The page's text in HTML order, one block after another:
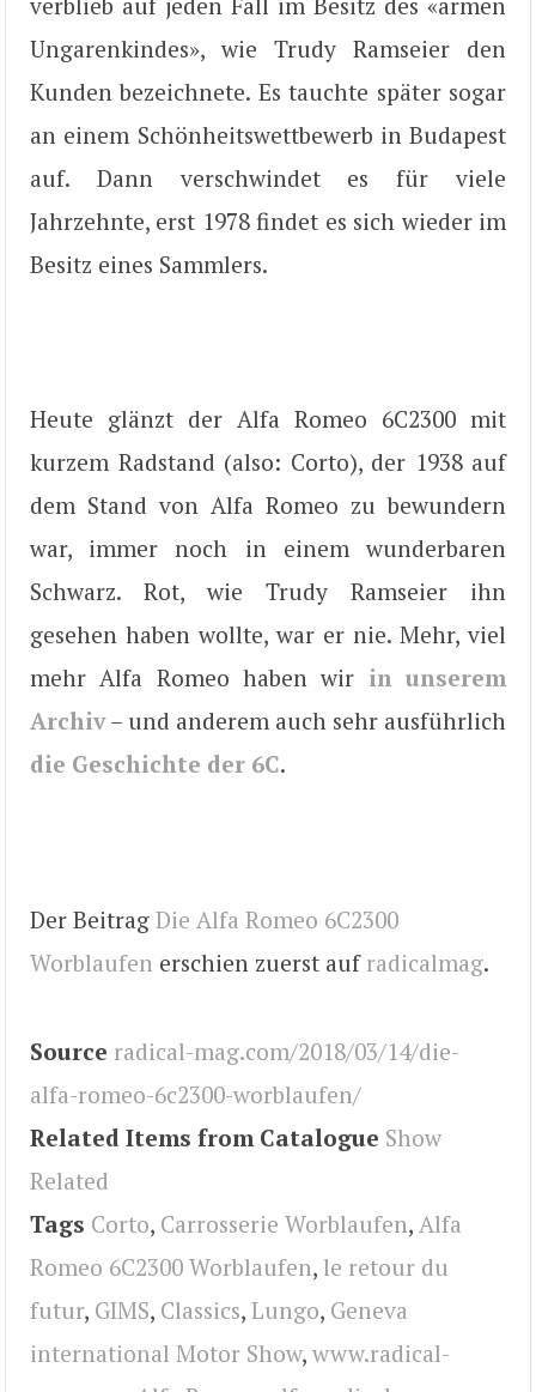
Ungarenkindes», wie Trudy Ramseier den
Kunden bezeichnete. Es tauchte später sogar
an einem Schönheitswettbewerb in Budapest
auf. Dann verschwindet es für viele
Jahrzehnte, erst 1978 findet es sich wieder im
Besitz eines Sammlers.
Heute glänzt der Alfa Romeo 6C2300 mit
kurzem Radstand (also: Corto), der 1938 auf
dem Stand von Alfa Romeo zu bewundern
war, immer noch in einem wunderbaren
Schwarz. Rot, wie Trudy Ramseier ihn
gesehen haben wollte, war er nie. Mehr, viel
mehr Alfa Romeo haben wir in unserem
Archiv– und anderem auch sehr ausführlich
die Geschichte der 6C.
Der Beitrag Die Alfa Romeo 6C2300
Worblaufen erschien zuerst auf radicalmag.
Source radical-mag.com/2018/03/14/die-
alfa-romeo-6c2300-worblaufen/
Related Items from Catalogue Show
Related
Tags Corto, Carrosserie Worblaufen, Alfa
Romeo 6C2300 Worblaufen, le retour du
futur, GIMS, Classics, Lungo, Geneva
international Motor Show, www.radical-